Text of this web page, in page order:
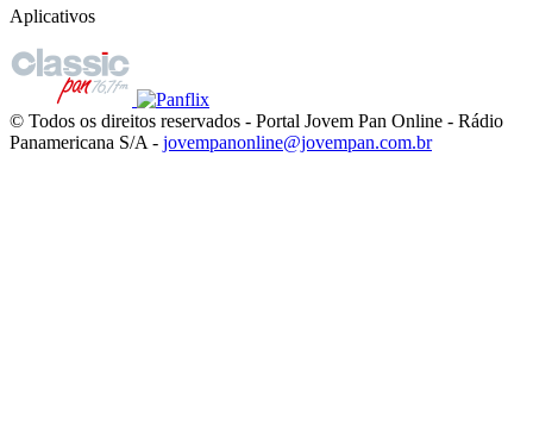
Aplicativos
© Todos os direitos reservados - Portal Jovem Pan Online - Rádio
Panamericana S/A - jovempanonline@jovempan.com.br